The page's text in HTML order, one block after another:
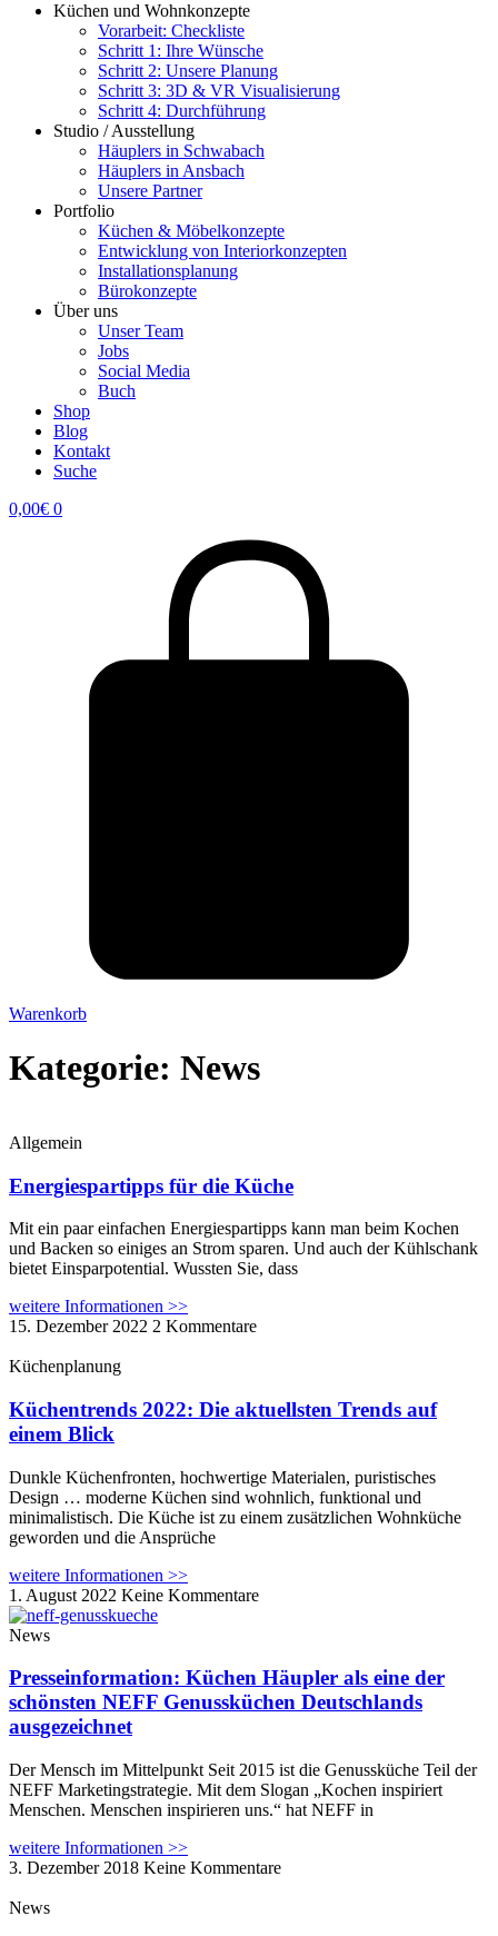
Küchen und Wohnkonzepte
Vorarbeit: Checkliste
Schritt 1: Ihre Wünsche
Schritt 2: Unsere Planung
Schritt 3: 3D & VR Visualisierung
Schritt 4: Durchführung
Studio / Ausstellung
Häuplers in Schwabach
Häuplers in Ansbach
Unsere Partner
Portfolio
Küchen & Möbelkonzepte
Entwicklung von Interiorkonzepten
Installationsplanung
Bürokonzepte
Über uns
Unser Team
Jobs
Social Media
Buch
Shop
Blog
Kontakt
Suche
0,00€ 0
Warenkorb
Kategorie: News
Allgemein
Energiespartipps für die Küche
Mit ein paar einfachen Energiespartipps kann man beim Kochen
und Backen so einiges an Strom sparen. Und auch der Kühlschank
bietet Einsparpotential. Wussten Sie, dass
weitere Informationen >>
15. Dezember 2022 2 Kommentare
Küchenplanung
Küchentrends 2022: Die aktuellsten Trends auf
einem Blick
Dunkle Küchenfronten, hochwertige Materialen, puristisches
Design … moderne Küchen sind wohnlich, funktional und
minimalistisch. Die Küche ist zu einem zusätzlichen Wohnküche
geworden und die Ansprüche
weitere Informationen >>
1. August 2022 Keine Kommentare
News
Presseinformation: Küchen Häupler als eine der
schönsten NEFF Genussküchen Deutschlands
ausgezeichnet
Der Mensch im Mittelpunkt Seit 2015 ist die Genussküche Teil der
NEFF Marketingstrategie. Mit dem Slogan „Kochen inspiriert
Menschen. Menschen inspirieren uns.“ hat NEFF in
weitere Informationen >>
3. Dezember 2018 Keine Kommentare
News